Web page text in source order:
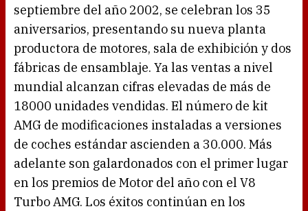
septiembre del año 2002, se celebran los 35
aniversarios, presentando su nueva planta
productora de motores, sala de exhibición y dos
fábricas de ensamblaje. Ya las ventas a nivel
mundial alcanzan cifras elevadas de más de
18000 unidades vendidas. El número de kit
AMG de modificaciones instaladas a versiones
de coches estándar ascienden a 30.000. Más
adelante son galardonados con el primer lugar
en los premios de Motor del año con el V8
Turbo AMG. Los éxitos continúan en los